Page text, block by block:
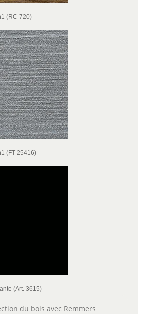
(RC-720)
(FT-25416)
(Art. 3615)
du bois avec Remmers